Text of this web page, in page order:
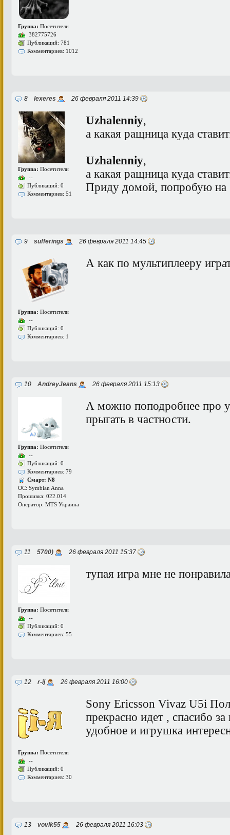
Группа: Посетители
382775726
Публикаций: 781
Комментариев: 1012
8 lexeres 26 февраля 2011 14:39
Группа: Посетители
--
Публикаций: 0
Комментариев: 51
Uzhalenniy,
а какая ращница куда
Uzhalenniy,
а какая ращница куда
Приду домой, попробую на
9 sufferings 26 февраля 2011 14:45
Группа: Посетители
--
Публикаций: 0
Комментариев: 1
А как по мультиплееру
10 AndreyJeans 26 февраля 2011 15:13
Группа: Посетители
--
Публикаций: 0
Комментариев: 79
Смарт: N8
ОС: Symbian Anna
Прошивка: 022.014
Оператор: MTS Украина
А можно поподробнее про
прыгать в частности.
11 5700) 26 февраля 2011 15:37
Группа: Посетители
--
Публикаций: 0
Комментариев: 55
тупая игра мне не
12 r-ij 26 февраля 2011 16:00
Группа: Посетители
--
Публикаций: 0
Комментариев: 30
Sony Ericsson Vivaz U5i
прекрасно идет , спасибо
удобное и игрушка
13 vovik55 26 февраля 2011 16:03